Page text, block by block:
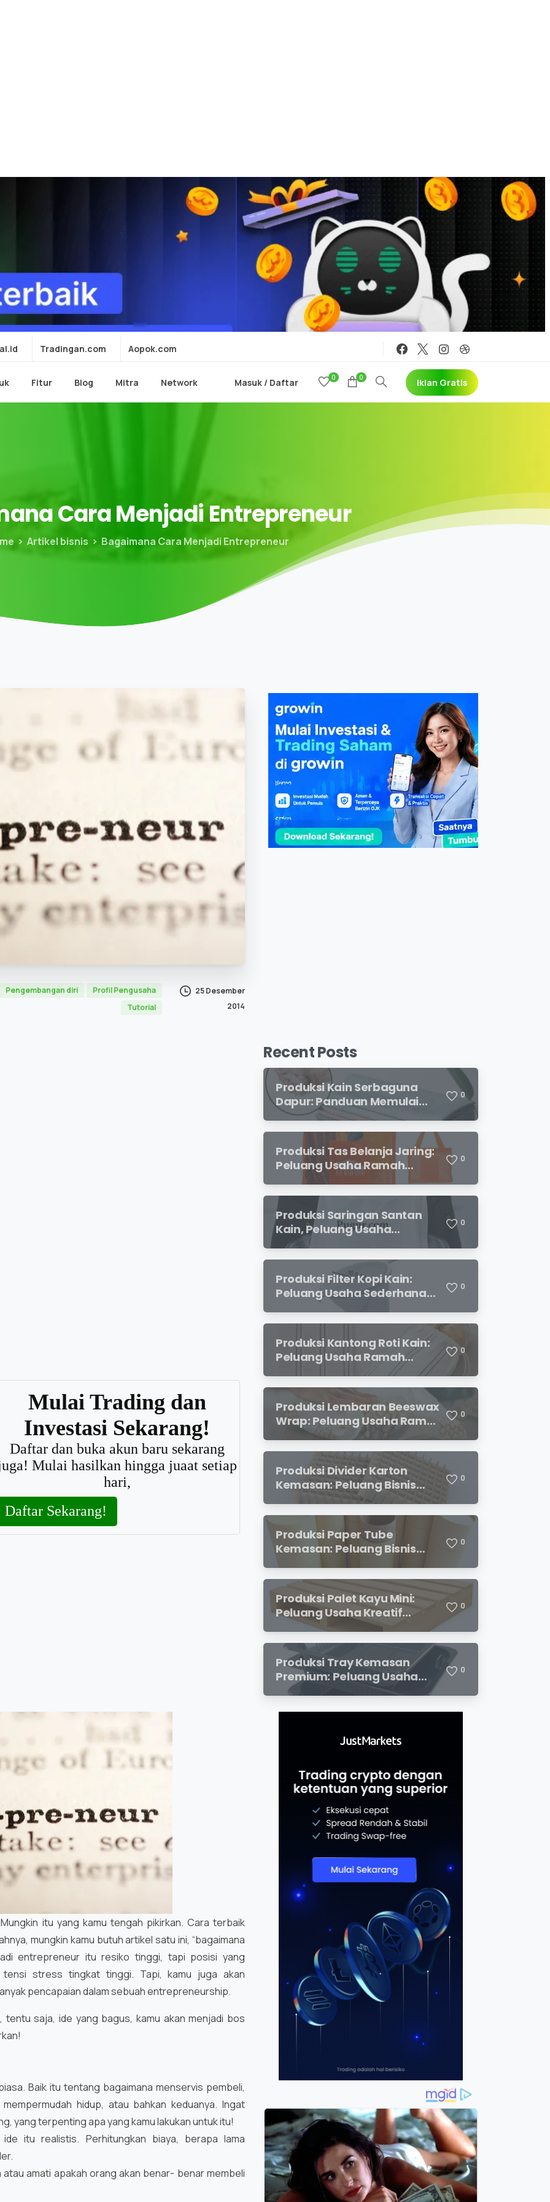
Tradingan.com Aopok.com
Fitur Blog Mitra Network Masuk / Daftar 0 0 Iklan Gratis
CaraMenjadiEntrepreneur
Artikel bisnis Bagaimana Cara Menjadi Entrepreneur
Pengembangan diri
Profil Pengusaha
Tutorial
25 Desember
2014
itu yang kamu tengah pikirkan. Cara terbaik
mungkin kamu butuh artikel satu ini, “bagaimana
entrepreneur itu resiko tinggi, tapi posisi yang
tensi stress tingkat tinggi. Tapi, kamu juga akan
pencapaian dalam sebuah entrepreneurship.
tentu saja, ide yang bagus, kamu akan menjadi bos
Baik itu tentang bagaimana menservis pembeli,
hidup, atau bahkan keduanya. Ingat
yang terpenting apa yang kamu lakukan untuk itu!
itu realistis. Perhitungkan biaya, berapa lama
amati apakah orang akan benar- benar membeli
Recent Posts
Produksi Kain Serbaguna
Dapur: Panduan Memulai
Usaha yang Menjanjikan
untuk Pebisnis Pemula
0
Produksi Tas Belanja Jaring:
Peluang Usaha Ramah
Lingkungan yang
Menjanjikan
0
Produksi Saringan Santan
Kain, Peluang Usaha
Sederhana dengan
Permintaan yang Terus
Meningkat
0
Produksi Filter Kopi Kain:
Peluang Usaha Sederhana
yang Semakin Diminati
Pecinta Kopi
0
Produksi Kantong Roti Kain:
Peluang Usaha Ramah
Lingkungan dengan Prospek
Menjanjikan
0
Produksi Lembaran Beeswax
Wrap: Peluang Usaha Ramah
Lingkungan yang
Menjanjikan
0
Produksi Divider Karton
Kemasan: Peluang Bisnis
Menjanjikan dengan
Permintaan yang Terus
Meningkat
0
Produksi Paper Tube
Kemasan: Peluang Bisnis
Prospek Cerah
0
Produksi Palet Kayu Mini:
Peluang Usaha Kreatif
dengan Modal Terjangkau
dan Potensi Keuntungan
Menjanjikan
0
Produksi Tray Kemasan
Premium: Peluang Usaha
Menjanjikan di Industri
0